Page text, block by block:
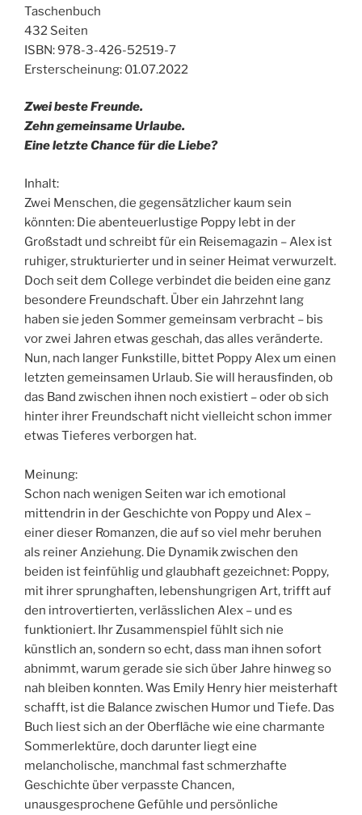
Taschenbuch
432 Seiten
ISBN: 978-3-426-52519-7
Ersterscheinung: 01.07.2022
Zwei beste Freunde.
Zehn gemeinsame Urlaube.
Eine letzte Chance für die Liebe?
Inhalt:
Zwei Menschen, die gegensätzlicher kaum sein
könnten: Die abenteuerlustige Poppy lebt in der
Großstadt und schreibt für ein Reisemagazin – Alex ist
ruhiger, strukturierter und in seiner Heimat verwurzelt.
Doch seit dem College verbindet die beiden eine ganz
besondere Freundschaft. Über ein Jahrzehnt lang
haben sie jeden Sommer gemeinsam verbracht – bis
vor zwei Jahren etwas geschah, das alles veränderte.
Nun, nach langer Funkstille, bittet Poppy Alex um einen
letzten gemeinsamen Urlaub. Sie will herausfinden, ob
das Band zwischen ihnen noch existiert – oder ob sich
hinter ihrer Freundschaft nicht vielleicht schon immer
etwas Tieferes verborgen hat.
Meinung:
Schon nach wenigen Seiten war ich emotional
mittendrin in der Geschichte von Poppy und Alex –
einer dieser Romanzen, die auf so viel mehr beruhen
als reiner Anziehung. Die Dynamik zwischen den
beiden ist feinfühlig und glaubhaft gezeichnet: Poppy,
mit ihrer sprunghaften, lebenshungrigen Art, trifft auf
den introvertierten, verlässlichen Alex – und es
funktioniert. Ihr Zusammenspiel fühlt sich nie
künstlich an, sondern so echt, dass man ihnen sofort
abnimmt, warum gerade sie sich über Jahre hinweg so
nah bleiben konnten. Was Emily Henry hier meisterhaft
schafft, ist die Balance zwischen Humor und Tiefe. Das
Buch liest sich an der Oberfläche wie eine charmante
Sommerlektüre, doch darunter liegt eine
melancholische, manchmal fast schmerzhafte
Geschichte über verpasste Chancen,
unausgesprochene Gefühle und persönliche